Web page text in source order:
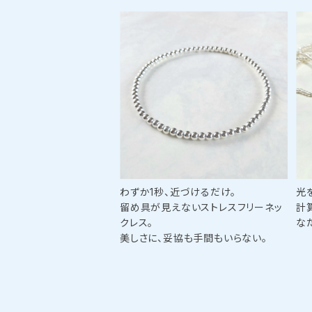
わずか1秒、近づけるだけ。
留め具が見えないストレスフリーネッ
クレス。
美しさに、妥協も手間もいらない。
光
計
な